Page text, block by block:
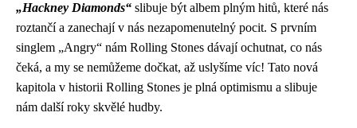
„Hackney Diamonds“ slibuje být albem plným hitů, které nás
roztančí a zanechají v nás nezapomenutelný pocit. S prvním
singlem „Angry“ nám Rolling Stones dávají ochutnat, co nás
čeká, a my se nemůžeme dočkat, až uslyšíme víc! Tato nová
kapitola v historii Rolling Stones je plná optimismu a slibuje
nám další roky skvělé hudby.